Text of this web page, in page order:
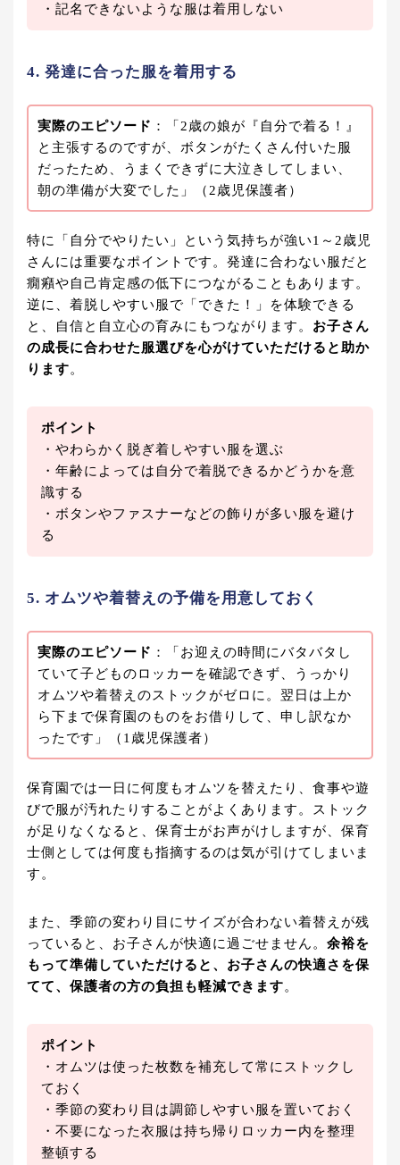
・記名できないような服は着用しない
4. 発達に合った服を着用する
実際のエピソード ：「2歳の娘が『自分で着る！』
と主張するのですが、ボタンがたくさん付いた服
だったため、うまくできずに大泣きしてしまい、
朝の準備が大変でした」（2歳児保護者）
特に「自分でやりたい」という気持ちが強い1～2歳児
さんには重要なポイントです。発達に合わない服だと
癇癪や自己肯定感の低下につながることもあります。
逆に、着脱しやすい服で「できた！」を体験できる
と、自信と自立心の育みにもつながります。 お子さん
の成長に合わせた服選びを心がけていただけると助か
ります。
ポイント
・やわらかく脱ぎ着しやすい服を選ぶ
・年齢によっては自分で着脱できるかどうかを意
識する
・ボタンやファスナーなどの飾りが多い服を避け
る
5. オムツや着替えの予備を用意しておく
実際のエピソード ：「お迎えの時間にバタバタし
ていて子どものロッカーを確認できず、うっかり
オムツや着替えのストックがゼロに。翌日は上か
ら下まで保育園のものをお借りして、申し訳なか
ったです」（1歳児保護者）
保育園では一日に何度もオムツを替えたり、食事や遊
びで服が汚れたりすることがよくあります。ストック
が足りなくなると、保育士がお声がけしますが、保育
士側としては何度も指摘するのは気が引けてしまいま
す。
また、季節の変わり目にサイズが合わない着替えが残
っていると、お子さんが快適に過ごせません。 余裕を
もって準備していただけると、お子さんの快適さを保
てて、保護者の方の負担も軽減できます。
ポイント
・オムツは使った枚数を補充して常にストックし
ておく
・季節の変わり目は調節しやすい服を置いておく
・不要になった衣服は持ち帰りロッカー内を整理
整頓する